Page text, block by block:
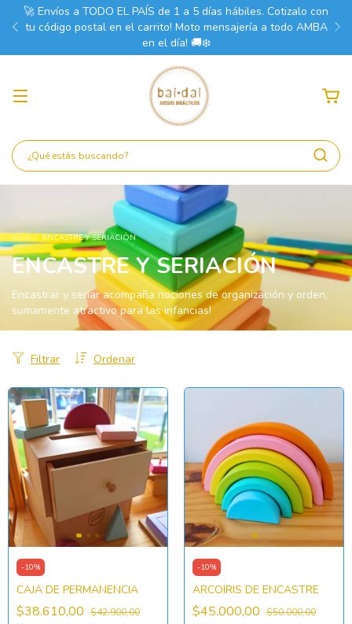
🚀 Envíos a TODO EL PAÍS de 1 a 5 días hábiles. Cotizalo con
tu código postal en el carrito! Moto mensajería a todo AMBA
en el día! 🚚❄️
Inicio / ENCASTRE Y SERIACIÓN
ENCASTRE Y SERIACIÓN
Encastrar y seriar acompaña nociones de organización y orden,
sumamente atractivo para las infancias!
Ordenar
Filtrar
-10%
CAJA DE PERMANENCIA
$38.610,00 $42.900,00
-10%
ARCOÍRIS DE ENCASTRE
$45.000,00 $50.000,00